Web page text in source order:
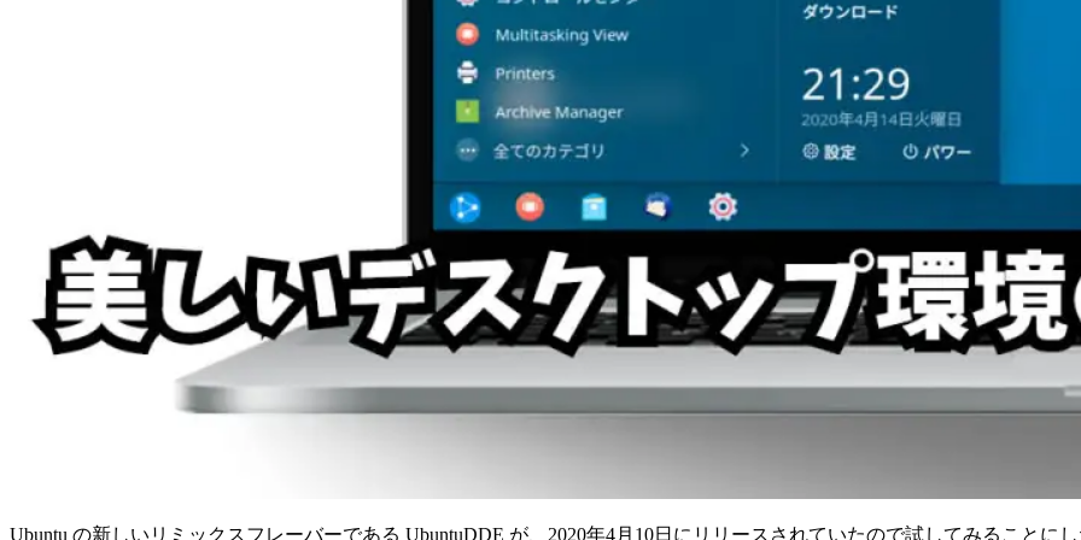
Ubuntu の新しいリミックスフレーバーである UbuntuDDE が、2020年4月10日にリリースされていたので試してみることに